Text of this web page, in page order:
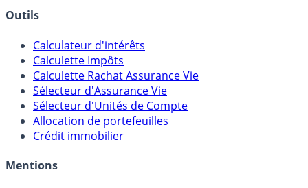
Calculateur d'intérêts
Calculette Impôts
Calculette Rachat Assurance Vie
Sélecteur d'Assurance Vie
Sélecteur d'Unités de Compte
Allocation de portefeuilles